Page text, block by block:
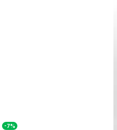
-7%